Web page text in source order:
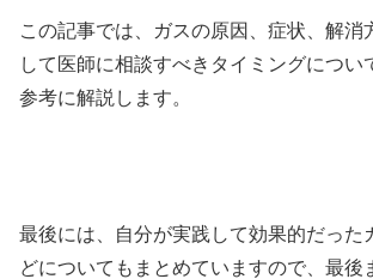
この記事では、ガスの原因、症状、解消
して医師に相談すべきタイミングについ
参考に解説します。
最後には、自分が実践して効果的だった
どについてもまとめていますので、最後